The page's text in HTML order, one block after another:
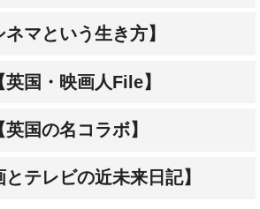
マという生き方】
国・映画人File】
国の名コラボ】
テレビの近未来日記】